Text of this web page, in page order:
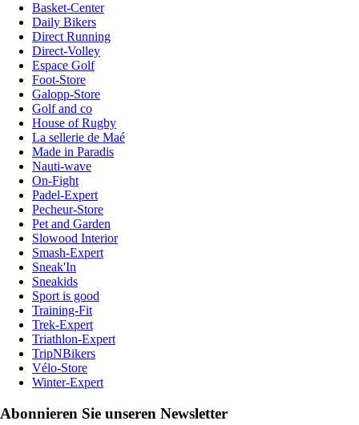
Basket-Center
Daily Bikers
Direct Running
Direct-Volley
Espace Golf
Foot-Store
Galopp-Store
Golf and co
House of Rugby
La sellerie de Maé
Made in Paradis
Nauti-wave
On-Fight
Padel-Expert
Pecheur-Store
Pet and Garden
Slowood Interior
Smash-Expert
Sneak'In
Sneakids
Sport is good
Training-Fit
Trek-Expert
Triathlon-Expert
TripNBikers
Vélo-Store
Winter-Expert
Abonnieren Sie unseren Newsletter